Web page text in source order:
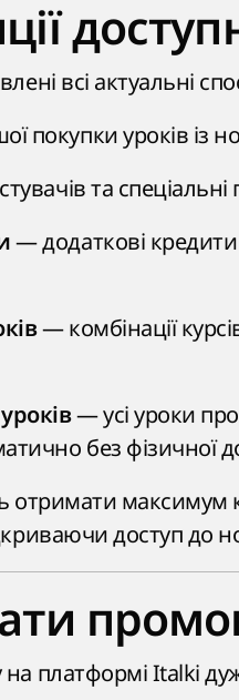
всі актуальні
покупки уроків із
та спеціальні
— додаткові
— комбінації
— усі уроки
без фізичної
отримати максимум
доступ до
платформі Italki